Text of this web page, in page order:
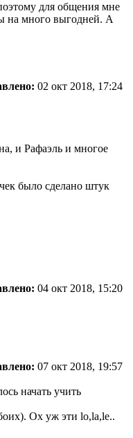
для общения мне
на много выгодней. А
02 окт 2018, 17:24
и Рафаэль и многое
было сделано штук
04 окт 2018, 15:20
07 окт 2018, 19:57
начать учить
Ох уж эти lo,la,le..